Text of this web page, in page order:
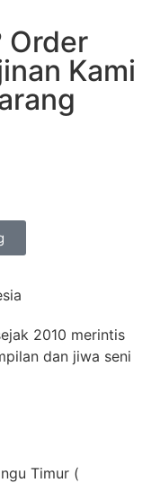
Order
Kami
2010 merintis
dan jiwa seni
Timur (